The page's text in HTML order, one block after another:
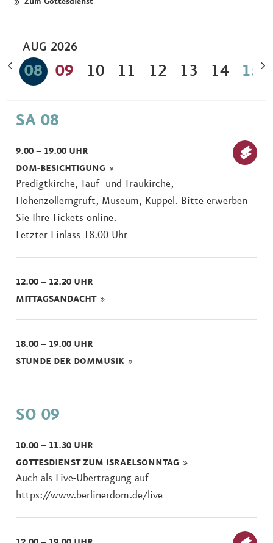
Am Mittwoch, den 12. August um 18 Uhr
Der Dom lädt zur Besichtigung
AUG 2026
08 09 10 11 12 13 14 15
SA 08
9.00 – 19.00 UHR
DOM-BESICHTIGUNG
Predigtkirche, Tauf- und Traukirche,
Hohenzollerngruft, Museum, Kuppel. Bitte erwerben
Sie Ihre Tickets online.
Letzter Einlass 18.00 Uhr
12.00 – 12.20 UHR
MITTAGSANDACHT
18.00 – 19.00 UHR
STUNDE DER DOMMUSIK
SO 09
10.00 – 11.30 UHR
GOTTESDIENST ZUM ISRAELSONNTAG
Auch als Live-Übertragung auf
https://www.berlinerdom.de/live